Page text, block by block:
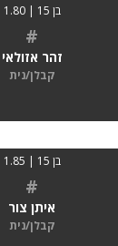
בן 15 | 1.80
#
זהר אזולאי
קבלן/נית
בן 15 | 1.85
#
איתן צור
קבלן/נית